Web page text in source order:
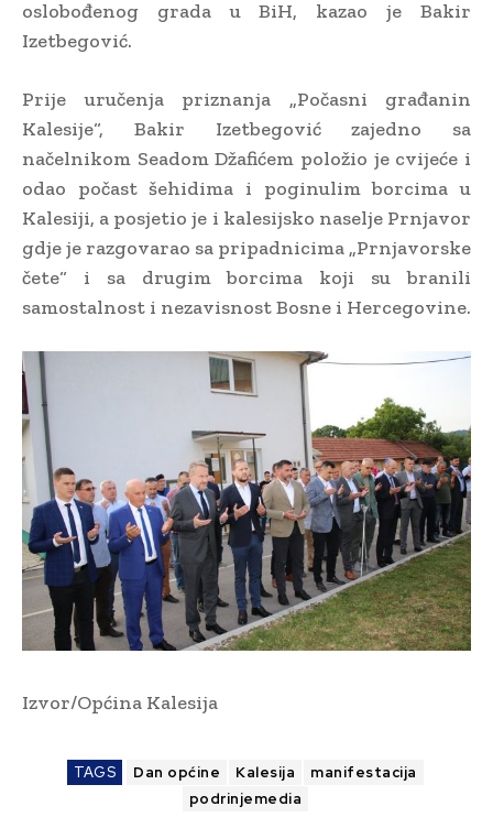
oslobođenog grada u BiH, kazao je Bakir
Izetbegović.
Prije uručenja priznanja „Počasni građanin
Kalesije“, Bakir Izetbegović zajedno sa
načelnikom Seadom Džafićem položio je cvijeće i
odao počast šehidima i poginulim borcima u
Kalesiji, a posjetio je i kalesijsko naselje Prnjavor
gdje je razgovarao sa pripadnicima „Prnjavorske
čete“ i sa drugim borcima koji su branili
samostalnost i nezavisnost Bosne i Hercegovine.
Izvor/Općina Kalesija
TAGS Dan općine Kalesija
manifestacija
podrinjemedia